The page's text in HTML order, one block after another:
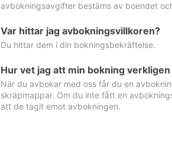
avbokningsavgifter bestäms av boendet
Var hittar jag avbokningsvillkoren?
Du hittar dem i din bokningsbekräftelse.
Hur vet jag att min bokning
När du avbokar med oss får du en
skräpmappar. Om du inte fått en
att de tagit emot avbokningen.